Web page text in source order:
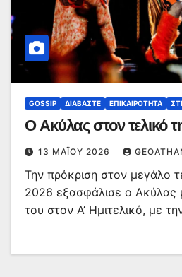
GOSSIP ΔΙΑΒΆΣΤΕ ΕΠΙΚΑΙΡΌΤΗΤΑ
Ο Ακύλας στον τελικό
13 ΜΑΪ́ΟΥ 2026
Την πρόκριση στον μεγάλο
2026 εξασφάλισε ο Ακύλας
του στον Α’ Ημιτελικό, με